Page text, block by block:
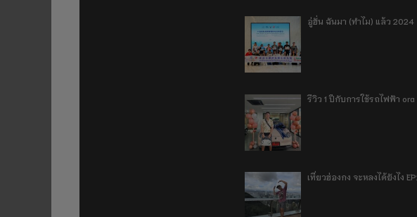
อู่ฮั่น ฉันมา (ทำไม) แล้ว 2024
รีวิว 1 ปีกับการใช้รถไฟฟ้า
เที่ยวฮ่องกง จะหลงได้ยังไง